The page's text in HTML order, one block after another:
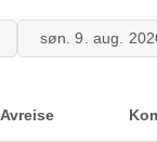
søn. 9. aug.
Avreise